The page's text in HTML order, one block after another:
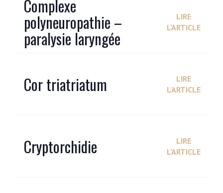
Complexe
polyneuropathie –
paralysie laryngée
LIRE
L'ARTICLE
Cor triatriatum
LIRE
L'ARTICLE
Cryptorchidie
LIRE
L'ARTICLE